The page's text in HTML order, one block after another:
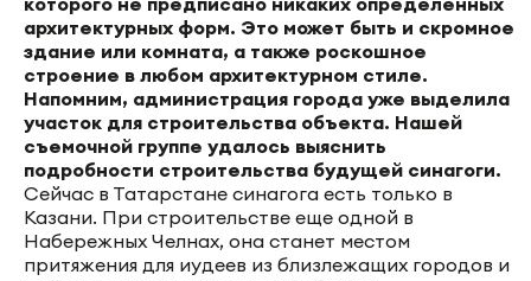
архитектурных форм. Это может быть и скромное
здание или комната, а также роскошное
строение в любом архитектурном стиле.
Напомним, администрация города уже выделила
участок для строительства объекта. Нашей
съемочной группе удалось выяснить
подробности строительства будущей синагоги.
Сейчас в Татарстане синагога есть только в
Казани. При строительстве еще одной в
Набережных Челнах, она станет местом
притяжения для иудеев из близлежащих городов и